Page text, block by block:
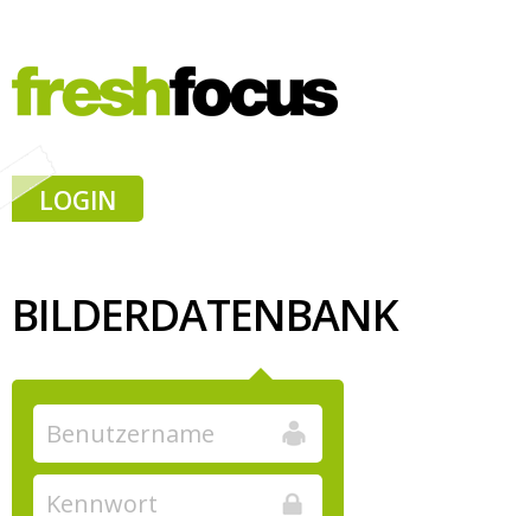
LOGIN
BILDERDATENBANK